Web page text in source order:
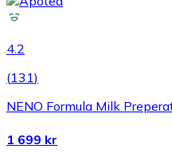
4.2
(131)
NENO Formula Milk
1 699 kr